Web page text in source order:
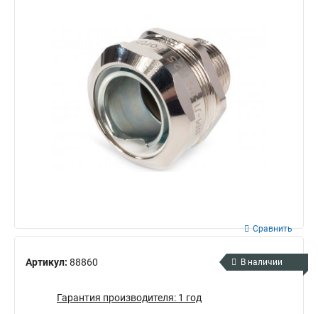
Артикул: 88860
Сравнить
В наличии
Гарантия производителя: 1 год